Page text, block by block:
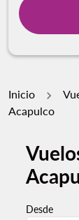
Inicio
Acapulco
Desde